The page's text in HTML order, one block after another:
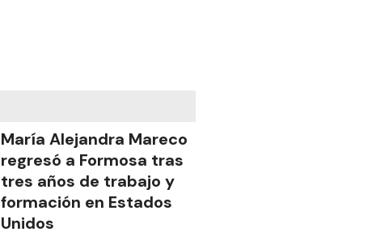
María Alejandra Mareco
regresó a Formosa tras
tres años de trabajo y
formación en Estados
Unidos